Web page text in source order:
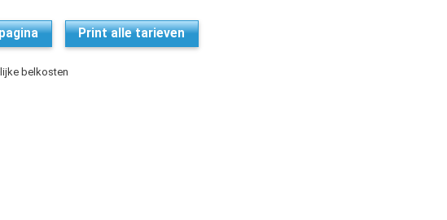
Print alle tarieven
belkosten